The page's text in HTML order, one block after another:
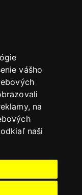
vášho
na
naši